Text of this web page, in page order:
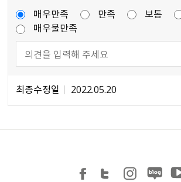
매우만족
만족 보통
매우불만족
최종수정일 2022.05.20